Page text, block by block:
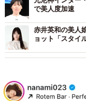
で美人度加速
赤井英和の美人
ョット「スタイ